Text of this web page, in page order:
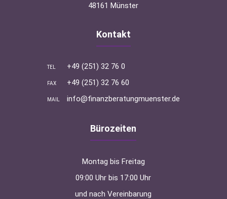
48161 Münster
Kontakt
TEL +49 (251) 32 76 0
FAX +49 (251) 32 76 60
MAIL info@finanzberatungmuenster.de
Bürozeiten
Montag bis Freitag
09:00 Uhr bis 17:00 Uhr
und nach Vereinbarung